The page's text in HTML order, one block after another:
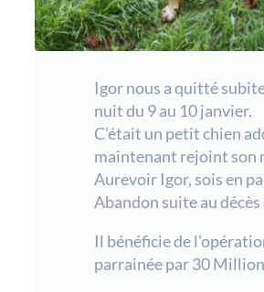
Igor nous a quitté
nuit du 9 au 10 janvier.
C’était un petit chien
maintenant rejoint son
Aurevoir Igor, sois en
Abandon suite au
Il bénéficie de
parrainée par 30